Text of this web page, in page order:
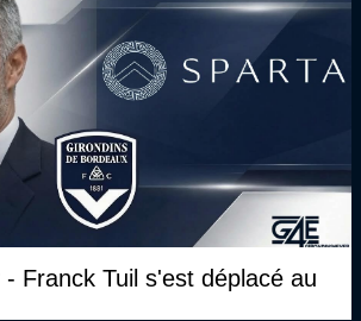
Franck Tuil s'est déplacé au